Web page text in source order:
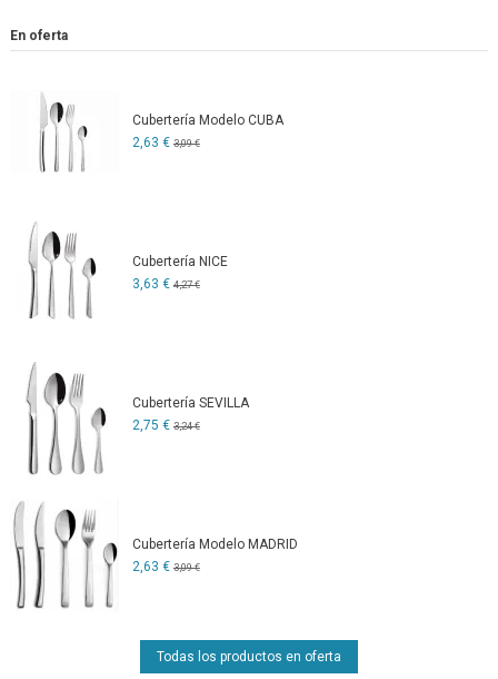
En oferta
Cubertería Modelo CUBA
2,63 € 3,09 €
Cubertería NICE
3,63 € 4,27 €
Cubertería SEVILLA
2,75 € 3,24 €
Cubertería Modelo MADRID
2,63 € 3,09 €
Todas los productos en oferta